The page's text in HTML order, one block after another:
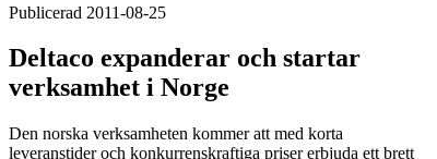
Publicerad 2011-08-25
Deltaco expanderar och startar
verksamhet i Norge
Den norska verksamheten kommer att med korta
leveranstider och konkurrenskraftiga priser erbjuda ett brett